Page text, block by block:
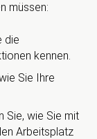
müssen:
die
kennen.
Sie Ihre
Sie, wie Sie mit
Arbeitsplatz